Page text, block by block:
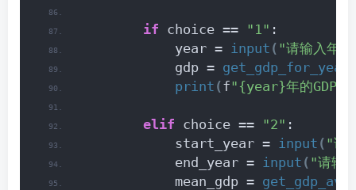
if choice == "1" :
            year =
input ( "请输入年
            gdp =
get_gdp_for_year
print (f"{year}年的GDP
elif choice == "2" :
            start_year =
input ( "请
            end_year =
input ( "请输
            mean_gdp =